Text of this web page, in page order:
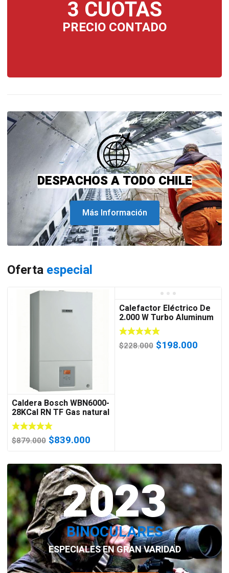
3 CUOTAS
PRECIO CONTADO
DESPACHOS A TODO CHILE
Más Información
Oferta especial
Caldera Bosch WBN6000-
28KCal RN TF Gas natural
(Cámara Estanca)
$879.000 El
original
era:
$879.000.
$839.000
actual
es:
$839.000.
Calefactor Eléctrico De
2.000 W Turbo Aluminum
EE2 (Certificado)
$228.000 El
$198.000El
2023
BINOCULARES
ESPECIALES EN GRAN VARIDAD